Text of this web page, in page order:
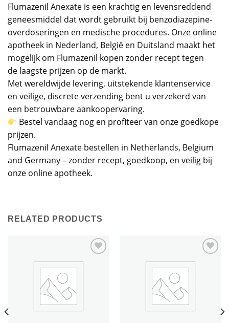
Flumazenil Anexate is een krachtig en levensreddend
geneesmiddel dat wordt gebruikt bij benzodiazepine-
overdoseringen en medische procedures. Onze online
apotheek in Nederland, België en Duitsland maakt het
mogelijk om Flumazenil kopen zonder recept tegen
de laagste prijzen op de markt.
Met wereldwijde levering, uitstekende klantenservice
en veilige, discrete verzending bent u verzekerd van
een betrouwbare aankoopervaring.
Bestel vandaag nog en profiteer van onze goedkope
prijzen.
Flumazenil Anexate bestellen in Netherlands, Belgium
and Germany – zonder recept, goedkoop, en veilig bij
onze online apotheek.
RELATED PRODUCTS